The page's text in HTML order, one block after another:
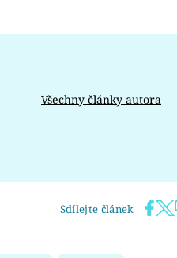
Všechny články autora
Sdílejte článek